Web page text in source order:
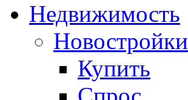
Недвижимость
Новостройки
Купить